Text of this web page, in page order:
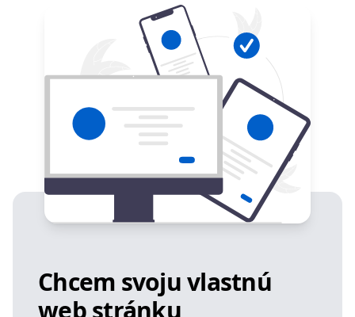
Chcem svoju vlastnú
web stránku